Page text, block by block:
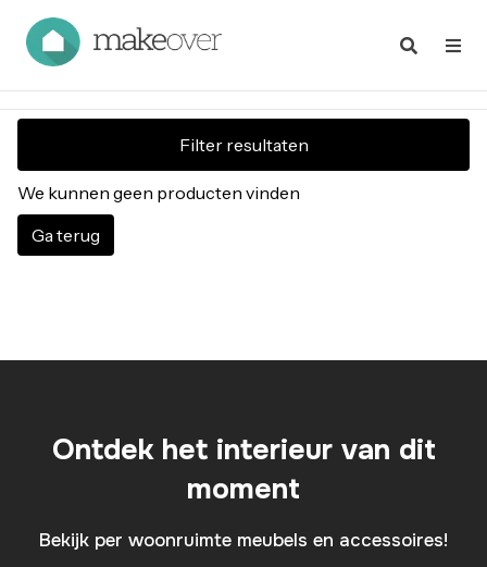
Filter resultaten
We kunnen geen producten vinden
Ga terug
Ontdek het interieur van dit
moment
Bekijk per woonruimte meubels en accessoires!